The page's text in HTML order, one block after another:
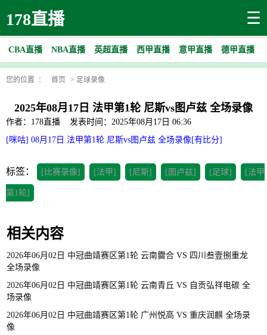
178直播 ☰
CBA直播 NBA直播 英超直播 西甲直播 意甲直播 德甲直播
您的位置 ： 首页 > 足球录像
2025年08月17日 法甲第1轮 尼斯vs图卢兹 全场录像
作者：178直播
发表时间：2025年08月17日 06:36
[咪咕] 08月17日 法甲第1轮 尼斯vs图卢兹 全场录像[有比分]
标签： [比赛录像] [法甲] [尼斯] [图卢兹] [足球] [法甲
第1轮]
相关内容
2026年06月02日 中冠曲靖赛区第1轮 云南爨合 VS 四川叁壹捌重龙
全场录像
2026年06月02日 中冠曲靖赛区第1轮 云南青丘 VS 自贡弘祥电碳 全
场录像
2026年06月02日 中冠曲靖赛区第1轮 广州悦高 VS 重庆润麒 全场录
像